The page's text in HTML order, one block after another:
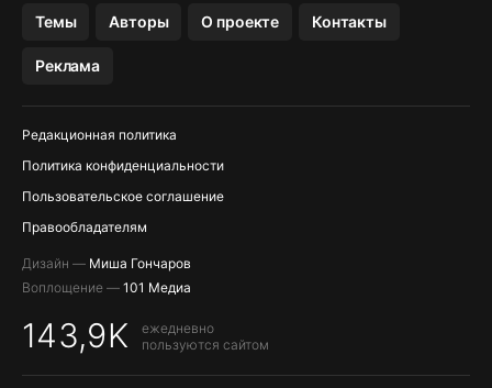
Темы Авторы О проекте Контакты
Реклама
Редакционная политика
Политика конфиденциальности
Пользовательское соглашение
Правообладателям
Дизайн — Миша Гончаров
Воплощение — 101 Медиа
143,9K
ежедневно
пользуются сайтом